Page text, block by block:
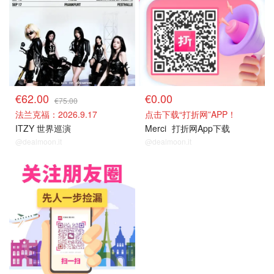
€62.00 €75.00
法兰克福：2026.9.17
ITZY 世界巡演
@dealmoon.it
€0.00
点击下载“打折网”APP！
Merci 打折网App下载
@dealmoon.it
关注我们~